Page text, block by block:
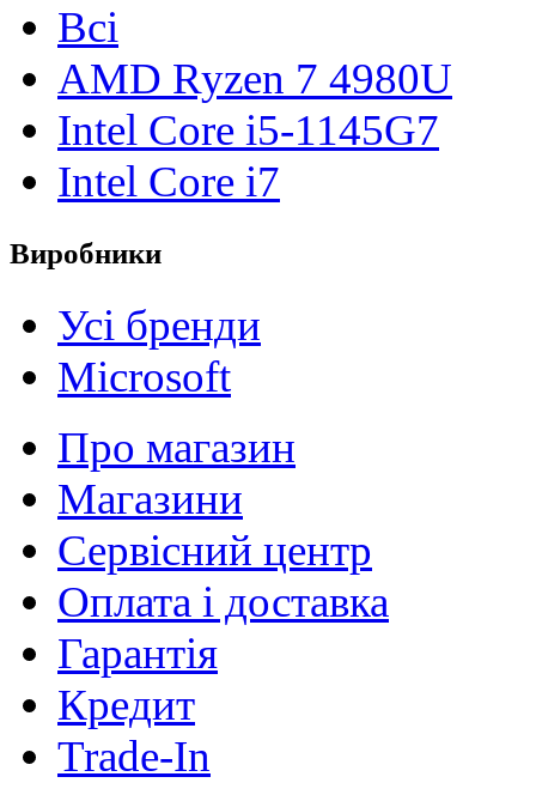
Всі
AMD Ryzen 7 4980U
Intel Core i5-1145G7
Intel Core i7
Виробники
Усі бренди
Microsoft
Про магазин
Магазини
Сервісний центр
Оплата і доставка
Гарантія
Кредит
Trade-In